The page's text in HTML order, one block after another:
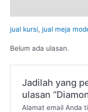
jual kursi, jual meja
Belum ada ulasan.
Jadilah yang
ulasan
Alamat email Anda